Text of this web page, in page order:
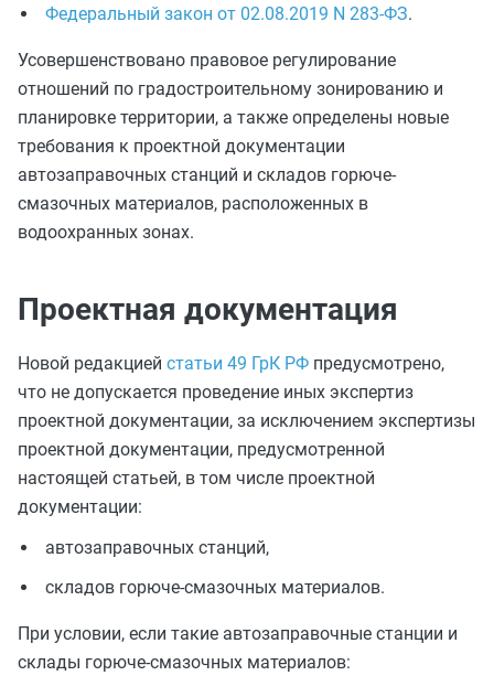
Федеральный закон от 02.08.2019 N 283-ФЗ.
Усовершенствовано правовое регулирование
отношений по градостроительному зонированию и
планировке территории, а также определены новые
требования к проектной документации
автозаправочных станций и складов горюче-
смазочных материалов, расположенных в
водоохранных зонах.
Проектная документация
Новой редакцией статьи 49 ГрК РФ предусмотрено,
что не допускается проведение иных экспертиз
проектной документации, за исключением экспертизы
проектной документации, предусмотренной
настоящей статьей, в том числе проектной
документации:
автозаправочных станций,
складов горюче-смазочных материалов.
При условии, если такие автозаправочные станции и
склады горюче-смазочных материалов: